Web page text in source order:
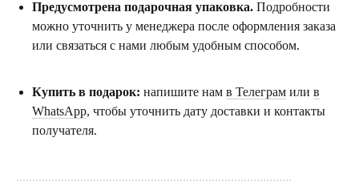
Предусмотрена подарочная упаковка. Подробности
можно уточнить у менеджера после оформления заказа
или связаться с нами любым удобным способом.
Купить в подарок: напишите нам в Телеграм или в
WhatsApp, чтобы уточнить дату доставки и контакты
получателя.
......................................................................................